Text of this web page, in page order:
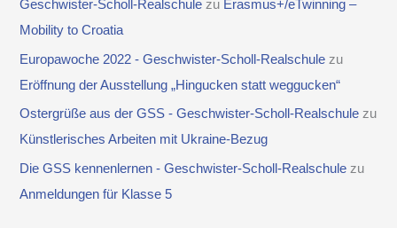
Geschwister-Scholl-Realschule zu Erasmus+/eTwinning –
Mobility to Croatia
Europawoche 2022 - Geschwister-Scholl-Realschule zu
Eröffnung der Ausstellung „Hingucken statt weggucken“
Ostergrüße aus der GSS - Geschwister-Scholl-Realschule zu
Künstlerisches Arbeiten mit Ukraine-Bezug
Die GSS kennenlernen - Geschwister-Scholl-Realschule zu
Anmeldungen für Klasse 5